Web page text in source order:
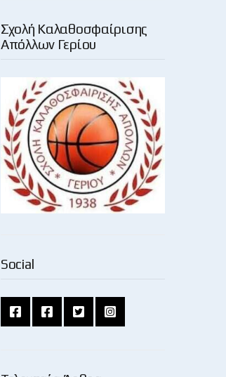
Σχολή Καλαθοσφαίρισης
Απόλλων Γερίου
Social